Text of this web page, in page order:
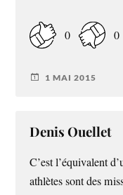
0 0
1 MAI 2015
Denis Ouellet
C’est l’équivalent
athlètes sont des